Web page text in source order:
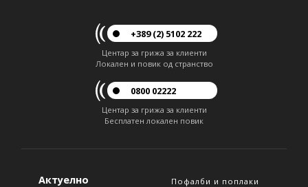
+389 (2) 5102 222
Центар за грижа за клиенти
Локален и повик од странство
0800 02222
Центар за грижа за клиенти
Бесплатен локален повик
Актуелно
Пофалби и поплаки